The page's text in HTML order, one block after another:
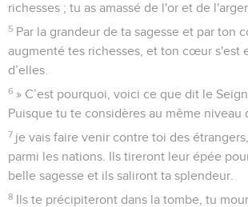
richesses ; tu as amassé de l'or et de
5 Par la grandeur de ta sagesse et par ton
augmenté tes richesses, et ton cœur s'est
d’elles.
6 » C’est pourquoi, voici ce que dit le
Puisque tu te considères au même niveau
7 je vais faire venir contre toi des
parmi les nations. Ils tireront leur épée
belle sagesse et ils saliront ta splendeur.
8 Ils te précipiteront dans la tombe, tu